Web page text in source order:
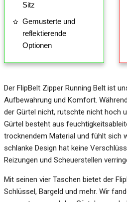
Sitz
Gemusterte und
reflektierende
Optionen
Der FlipBelt Zipper Running Belt ist
Aufbewahrung und Komfort.
der Gürtel nicht, rutschte nicht hoch
Gürtel besteht aus
trocknendem Material und fühlt sich
schlanke Design hat keine
Reizungen und Scheuerstellen
Mit seinen vier Taschen bietet der
Schlüssel, Bargeld und mehr. Wir